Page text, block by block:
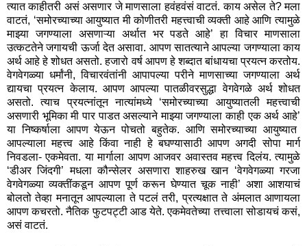
त्यात काहीतरी असं असणार जे माणसाला हवंहवंसं वाटतं. काय असेल ते?मला
वाटतं, ‘समोरच्याच्या आयुष्यात मी कोणीतरी महत्त्वाची व्यक्ती आहे आणि त्यामुळे
माझ्या जगण्याला असणाऱ्या अर्थात भर पडते आहे’ हा विचार माणसाला
उत्कटतेने जगायची ऊर्जा देत असावा. आपण सातत्याने आपल्या जगण्याला काय
अर्थ आहे हे शोधत असतो. हजारो वर्ष आपण हे शब्दात बांधायचा प्रयत्न करतोय.
वेगवेगळ्या धर्मांनी, विचारवंतांनी आपापल्या परीने माणसाच्या जगण्याला अर्थ
द्यायचा प्रयत्न केलाय. आपण आपल्या पातळीवरसुद्धा वेगवेगळे अर्थ शोधत
असतो. त्याच प्रयत्नांतून नात्यांमध्ये ‘समोरच्याच्या आयुष्यातली महत्त्वाची
असणारी भूमिका मी पार पाडत असल्याने माझ्या जगण्याला काही एक अर्थ आहे’
या निष्कर्षाला आपण येऊन पोचतो बहुतेक. आणि समोरच्याच्या आयुष्यात
आपल्याला महत्त्व आहे किंवा नाही हे बघण्यासाठी आपण अगदी सोपा मार्ग
निवडला- एकमेवता. या मार्गाला आपण आजवर अवास्तव महत्त्व दिलंय. त्यामुळे
‘डीअर जिंदगी’ मधला कौन्सेलर असणारा शाहरुख खान ‘वेगवेगळ्या गरजा
वेगवेगळ्या व्यक्तींकडून आपण पूर्ण करून घेण्यात चूक नाही’ अशा आशयाचं
बोलतो तेव्हा मनातून आपल्याला ते पटलं तरी, प्रत्यक्षात ते अंमलात आणायला
आपण कचरतो. नैतिक फुटपट्टी आड येते. एकमेवतेच्या तत्त्वाला सोडायचं कसं,
असं वाटतं.